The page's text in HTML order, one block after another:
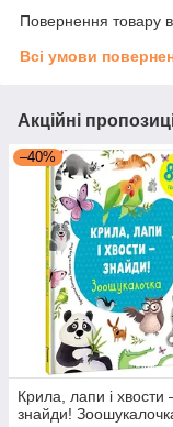
Повернення товару
Всі умови
Акційні
–40%
Крила, лапи і хвости
знайди!